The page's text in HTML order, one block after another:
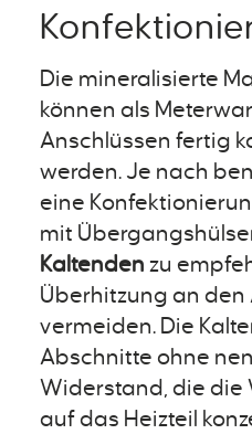
Die mineralisierte
können als
Anschlüssen fertig
werden. Je nach
eine
mit
Kaltenden zu
Überhitzung an den
vermeiden. Die
Abschnitte ohne
Widerstand, die die
auf das Heizteil